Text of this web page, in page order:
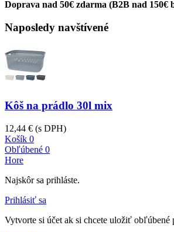
Doprava nad 50€ zdarma (B2B nad 150€
Naposledy navštívené
Kôš na prádlo 30l mix
12,44 € (s DPH)
Košík 0
Obľúbené 0
Hore
Najskôr sa prihláste.
Prihlásiť sa
Vytvorte si účet ak si chcete uložiť obľúbené